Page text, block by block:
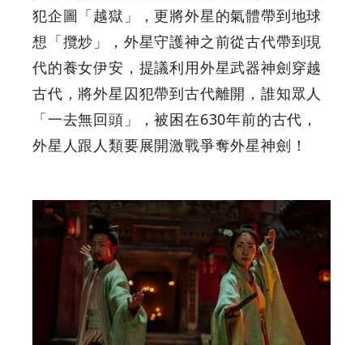
GOODEAL
Grab
Coupons
犯企圖「越獄」，更將外星的氣體帶到地球
想「攬炒」，外星守護神之前從古代帶到現
代的養女伊安，提議利用外星武器神劍穿越
古代，將外星囚犯帶到古代離開，誰知眾人
「一去無回頭」，被困在630年前的古代，
外星人跟人類要展開激戰爭奪外星神劍！